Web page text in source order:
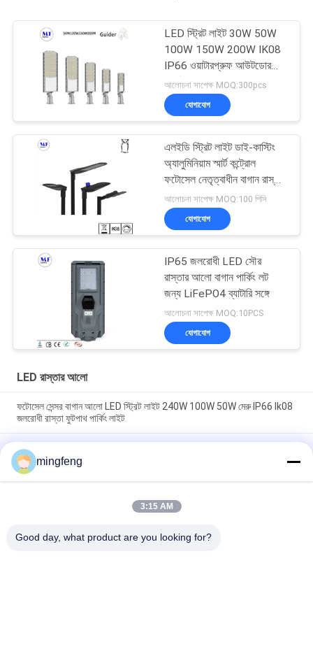
LED স্ট্রিট লাইট 30W 50W
100W 150W 200W IK08
IP66 ওয়াটারপ্রুফ আউটডোর
পার্কিং লট লাইটিং
আলোচনা সাপেক্ষ MOQ:300pcs
যোগাযোগ
এলইডি স্ট্রিট লাইট ডাই-কাস্টিং
অ্যালুমিনিয়াম স্মার্ট কন্ট্রোল
ফটোসেল নেতৃত্বাধীন বাগান রাস্তার
আলো
আলোচনা সাপেক্ষ MOQ:100 পিসি
যোগাযোগ
IP65 জলরোধী LED সৌর
রাস্তার আলো বাগান পার্কিং লট
জন্য LiFePO4 ব্যাটারি সঙ্গে
আলোচনা সাপেক্ষ MOQ:10PCS
যোগাযোগ
LED রাস্তার আলো
ফটোসেল সেন্সর বাগান আলো LED স্ট্রিট লাইট 240W 100W 50W মেরু IP66 Ik08
জলরোধী রাস্তা ফুটপাথ পার্কিং লাইট
প্ল্যাটফর্ম বাস স্টপ ট্রানজিট হাবের জন্য ফটোসেল সহ শক্তিশালী আবহাওয়া প্রতিরোধী
আইপি 66 এলইডি স্ট্রিট লাইট 30W-240W
mingfeng
3:15 AM
Good day, what product are you looking for?